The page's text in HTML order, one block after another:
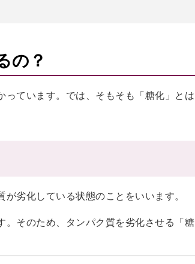
の？
ています。では、そもそも「糖化」とは
劣化している状態のことをいいます。
そのため、タンパク質を劣化させる「糖